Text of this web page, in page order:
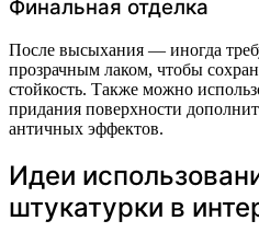
Финальная отделка
После высыхания — иногда
прозрачным лаком, чтобы
стойкость. Также можно
придания поверхности
античных эффектов.
Идеи
штукатурки в